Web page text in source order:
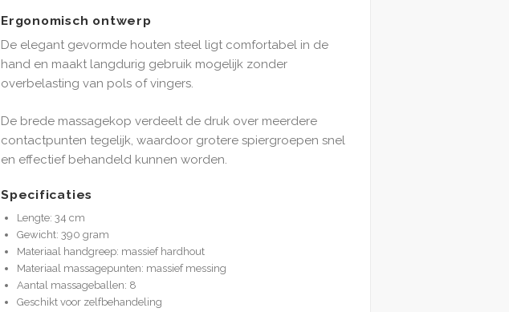
Ergonomisch ontwerp
De elegant gevormde houten steel ligt comfortabel in de
hand en maakt langdurig gebruik mogelijk zonder
overbelasting van pols of vingers.
De brede massagekop verdeelt de druk over meerdere
contactpunten tegelijk, waardoor grotere spiergroepen snel
en effectief behandeld kunnen worden.
Specificaties
Lengte: 34 cm
Gewicht: 390 gram
Materiaal handgreep: massief hardhout
Materiaal massagepunten: massief messing
Aantal massageballen: 8
Geschikt voor zelfbehandeling